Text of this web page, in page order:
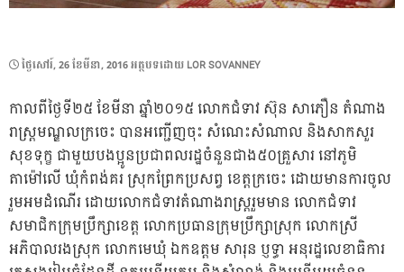
POSTED
ថ្ងៃ​សៅរ៍, 26 ខែ​មីនា, 2016អត្ថបទដោយ LOR SOVANNEY
កាលពីថ្ងៃទី២៥ ខែមីនា ឆ្នាំ២០១៥ លោកជំទាវ ស៊ុន សាភឿន តំណាង
រាស្រ្តមណ្ឌលក្រចេះ បានអញ្ជើញចុះ សំណេះសំណាល និងសាកសួរ
សុខទុក្ខ ជាមួយបងប្អូនប្រជាពលរដ្ឋចំនួនជាង៥០គ្រួសារ នៅភូមិ
តាម៉ៅលើ ឃុំកំពង់គរ ស្រុកព្រែកប្រសព្វ ខេត្តក្រចេះ ដោយមានការចូល
រួមអមដំណើរ ដោយលោកជំទាវតំណាងរាស្រ្តរួមមាន លោកជំទាវ
សមាជិកក្រុមប្រឹក្សាខេត្ត លោកប្រធានក្រុមប្រឹក្សាស្រុក លោកស្រី
អភិបាលរងស្រុក លោកមេឃុំ ឯកឧត្តម សារុន ប្ញទ្ធា អនុរដ្ឋលេខាធិការ